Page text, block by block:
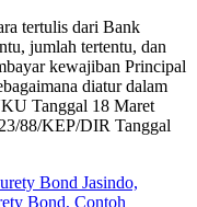
tertulis dari Bank
jumlah tertentu, dan
kewajiban Principal
diatur dalam
Tanggal 18 Maret
88/KEP/DIR Tanggal